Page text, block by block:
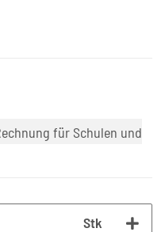
für Schulen und
Stk